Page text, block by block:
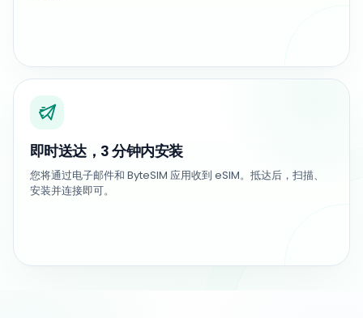
即时送达，3 分钟内安装
您将通过电子邮件和 ByteSIM 应用收到 eSIM。抵达后，扫描、
安装并连接即可。